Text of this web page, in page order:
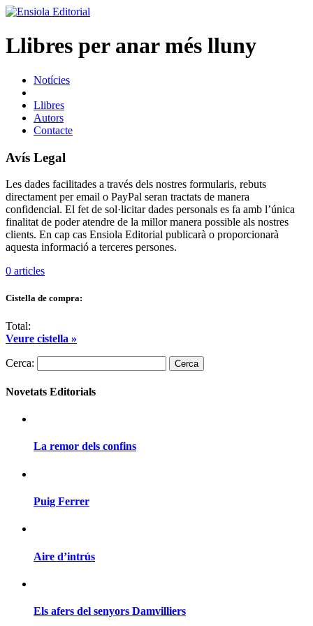
Llibres per anar més lluny
Notícies
Llibres
Autors
Contacte
Avís Legal
Les dades facilitades a través dels nostres formularis, rebuts
directament per email o PayPal seran tractats de manera
confidencial. El fet de sol·licitar dades personals es fa amb l’única
finalitat de poder atendre de la millor manera possible als nostres
clients. En cap cas Ensiola Editorial publicarà o proporcionarà
aquesta informació a terceres persones.
0 articles
Cistella de compra:
Total:
Veure cistella »
Cerca:
Novetats Editorials
La remor dels confins
Puig Ferrer
Aire d’intrús
Els afers del senyors Damvilliers